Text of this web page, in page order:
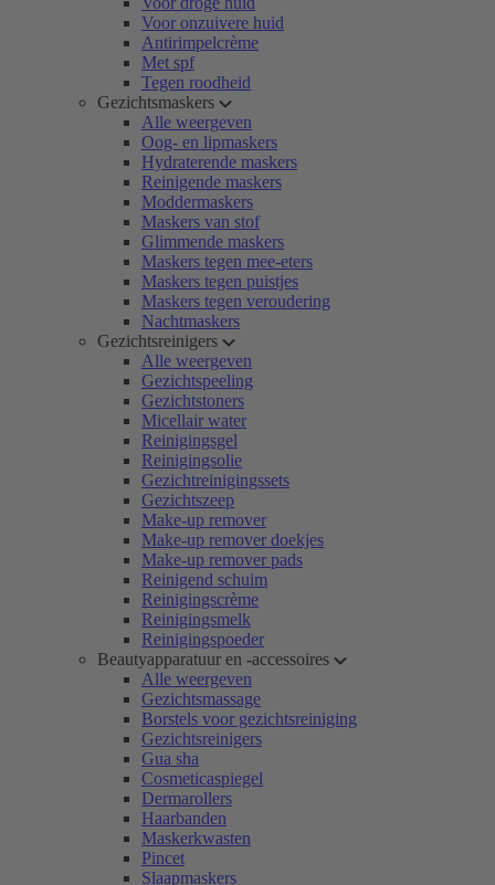
Voor onzuivere huid
Antirimpelcrème
Met spf
Tegen roodheid
Gezichtsmaskers
Alle weergeven
Oog- en lipmaskers
Hydraterende maskers
Reinigende maskers
Moddermaskers
Maskers van stof
Glimmende maskers
Maskers tegen mee-eters
Maskers tegen puistjes
Maskers tegen veroudering
Nachtmaskers
Gezichtsreinigers
Alle weergeven
Gezichtspeeling
Gezichtstoners
Micellair water
Reinigingsgel
Reinigingsolie
Gezichtreinigingssets
Gezichtszeep
Make-up remover
Make-up remover doekjes
Make-up remover pads
Reinigend schuim
Reinigingscrème
Reinigingsmelk
Reinigingspoeder
Beautyapparatuur en -accessoires
Alle weergeven
Gezichtsmassage
Borstels voor gezichtsreiniging
Gezichtsreinigers
Gua sha
Cosmeticaspiegel
Dermarollers
Haarbanden
Maskerkwasten
Pincet
Slaapmaskers